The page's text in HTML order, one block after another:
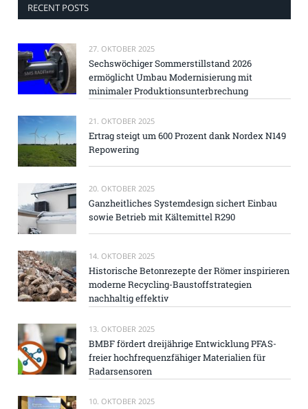
RECENT POSTS
27. OKTOBER 2025
Sechswöchiger Sommerstillstand 2026
ermöglicht Umbau Modernisierung mit
minimaler Produktionsunterbrechung
21. OKTOBER 2025
Ertrag steigt um 600 Prozent dank Nordex N149
Repowering
20. OKTOBER 2025
Ganzheitliches Systemdesign sichert Einbau
sowie Betrieb mit Kältemittel R290
14. OKTOBER 2025
Historische Betonrezepte der Römer inspirieren
moderne Recycling-Baustoffstrategien
nachhaltig effektiv
13. OKTOBER 2025
BMBF fördert dreijährige Entwicklung PFAS-
freier hochfrequenzfähiger Materialien für
Radarsensoren
10. OKTOBER 2025